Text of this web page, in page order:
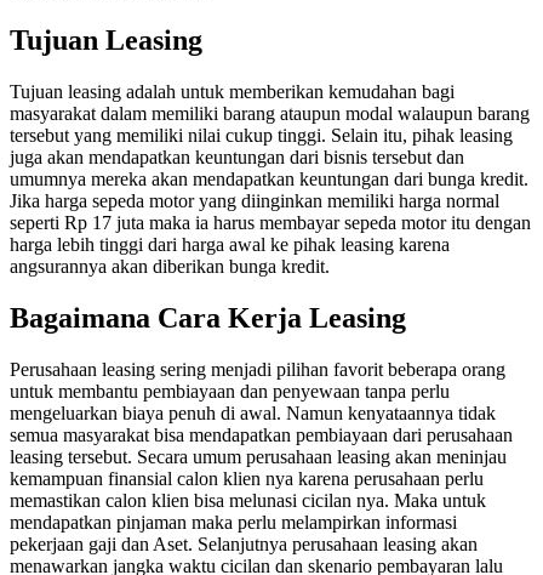
Tujuan Leasing
Tujuan leasing adalah untuk memberikan kemudahan bagi
masyarakat dalam memiliki barang ataupun modal walaupun barang
tersebut yang memiliki nilai cukup tinggi. Selain itu, pihak leasing
juga akan mendapatkan keuntungan dari bisnis tersebut dan
umumnya mereka akan mendapatkan keuntungan dari bunga kredit.
Jika harga sepeda motor yang diinginkan memiliki harga normal
seperti Rp 17 juta maka ia harus membayar sepeda motor itu dengan
harga lebih tinggi dari harga awal ke pihak leasing karena
angsurannya akan diberikan bunga kredit.
Bagaimana Cara Kerja Leasing
Perusahaan leasing sering menjadi pilihan favorit beberapa orang
untuk membantu pembiayaan dan penyewaan tanpa perlu
mengeluarkan biaya penuh di awal. Namun kenyataannya tidak
semua masyarakat bisa mendapatkan pembiayaan dari perusahaan
leasing tersebut. Secara umum perusahaan leasing akan meninjau
kemampuan finansial calon klien nya karena perusahaan perlu
memastikan calon klien bisa melunasi cicilan nya. Maka untuk
mendapatkan pinjaman maka perlu melampirkan informasi
pekerjaan gaji dan Aset. Selanjutnya perusahaan leasing akan
menawarkan jangka waktu cicilan dan skenario pembayaran lalu